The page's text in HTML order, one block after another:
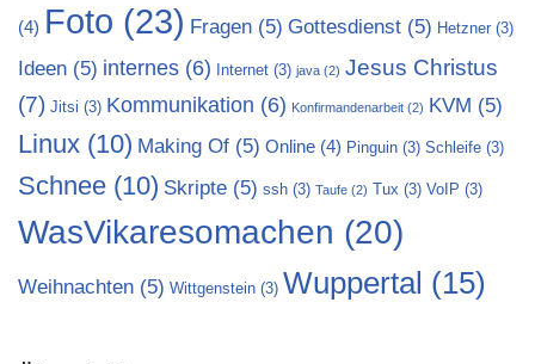
(4) Foto (23) Fragen (5) Gottesdienst (5) Hetzner (3)
Ideen (5) internes (6) Internet (3) java (2) Jesus Christus
(7) Jitsi (3) Kommunikation (6) Konfirmandenarbeit (2) KVM (5)
Linux (10) Making Of (5) Online (4) Pinguin (3) Schleife (3)
Schnee (10) Skripte (5) ssh (3) Taufe (2) Tux (3) VoIP (3)
WasVikaresomachen (20)
Weihnachten (5) Wittgenstein (3) Wuppertal (15)